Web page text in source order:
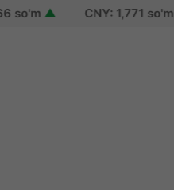
▲ CNY: 1,771 so'm▲